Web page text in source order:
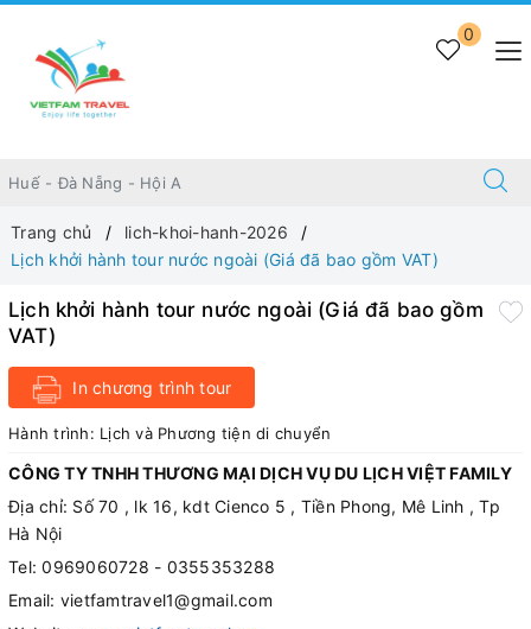
0
Trang chủ
lich-khoi-hanh-2026
Lịch khởi hành tour nước ngoài (Giá đã bao gồm VAT)
Lịch khởi hành tour nước ngoài (Giá đã bao gồm
VAT)
In chương trình tour
Hành trình: Lịch và Phương tiện di chuyển
CÔNG TY TNHH THƯƠNG MẠI DỊCH VỤ DU LỊCH VIỆT FAMILY
Địa chỉ: Số 70 , lk 16, kdt Cienco 5 , Tiền Phong, Mê Linh , Tp
Hà Nội
Tel: 0969060728 - 0355353288
Email: vietfamtravel1@gmail.com